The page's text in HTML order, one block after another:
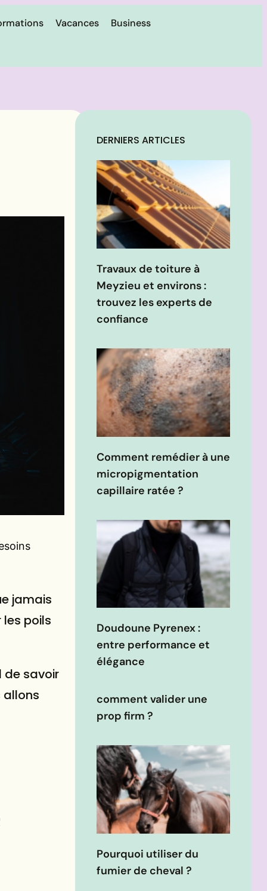
Vacances
Business
jamais
poils
de savoir
allons
DERNIERS ARTICLES
Travaux de toiture à
Meyzieu et environs :
trouvez les experts de
confiance
Comment remédier à une
micropigmentation
capillaire ratée ?
Doudoune Pyrenex :
entre performance et
élégance
comment valider une
prop firm ?
Pourquoi utiliser du
fumier de cheval ?